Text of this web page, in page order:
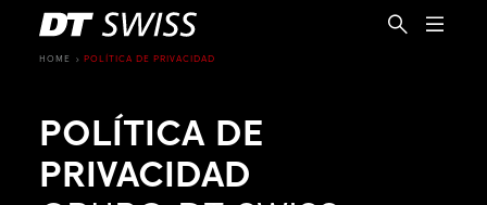
HOME POLÍTICA DE PRIVACIDAD
POLÍTICA DE
PRIVACIDAD